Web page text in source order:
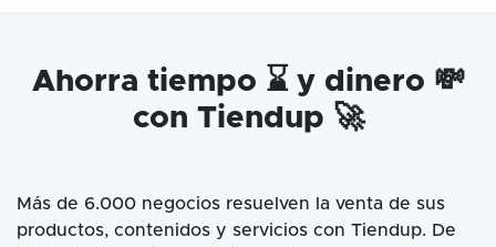
Ahorra tiempo ⌛ y dinero 💸
con Tiendup 🚀
Más de 6.000 negocios resuelven la venta de sus
productos, contenidos y servicios con Tiendup. De